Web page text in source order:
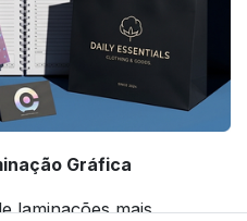
Gráfica
laminações mais